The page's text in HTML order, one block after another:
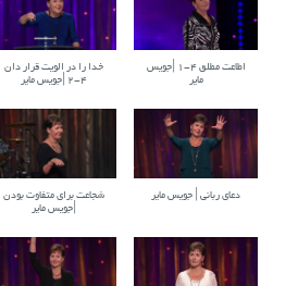
خدا را در الویت قرار دان
۴-۲ |جویس مایر
اطاعت مطلق ۴-۱ |جویس
مایر
شجاعت برای متفاوت بودن
|جویس مایر
دعای ربانی | جویس مایر